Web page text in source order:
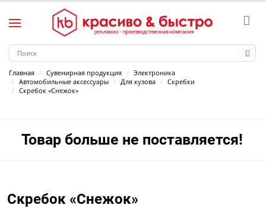
Главная Сувенирная продукция
Электроника
Автомобильные аксессуары
Для кузова
Скребки
Скребок «Снежок»
Товар больше не поставляется!
Скребок «Снежок»